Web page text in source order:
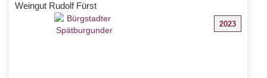
Weingut Rudolf Fürst
2023